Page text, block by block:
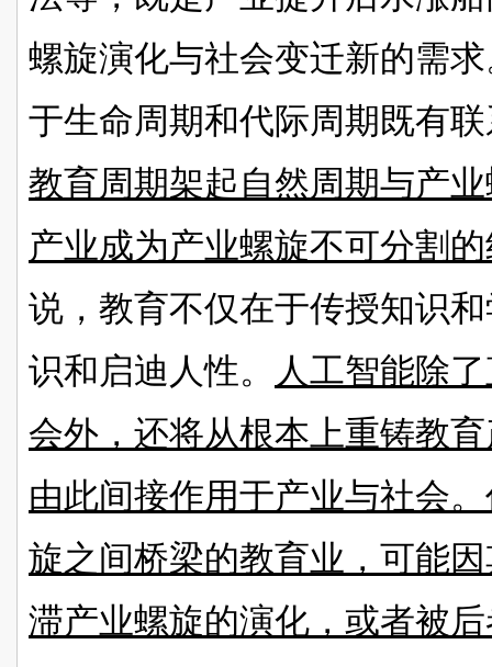
螺旋演化与社会变迁新的需
于生命周期和代际周期既有
教育周期架起自然周期与产
产业成为产业螺旋不可分割
说，教育不仅在于传授知识
识和启迪人性。
人工智能除
会外，还将从根本上重铸教
由此间接作用于产业与社会
旋之间桥梁的教育业，可能
滞产业螺旋的演化，或者被